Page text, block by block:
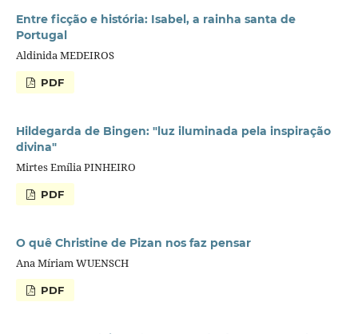
Entre ficção e história: Isabel, a rainha santa de
Portugal
Aldinida MEDEIROS
PDF
Hildegarda de Bingen: "luz iluminada pela inspiração
divina"
Mirtes Emília PINHEIRO
PDF
O quê Christine de Pizan nos faz pensar
Ana Míriam WUENSCH
PDF